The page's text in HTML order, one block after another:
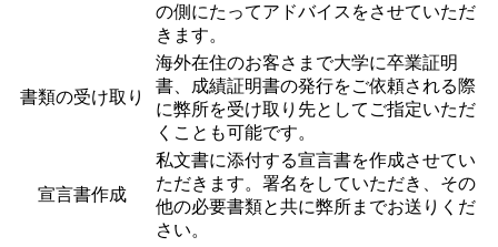
の側にたってアドバイスをさせていただ
きます。
書類の受け取り
海外在住のお客さまで大学に卒業証明
書、成績証明書の発行をご依頼される際
に弊所を受け取り先としてご指定いただ
くことも可能です。
宣言書作成
私文書に添付する宣言書を作成させてい
ただきます。署名をしていただき、その
他の必要書類と共に弊所までお送りくだ
さい。